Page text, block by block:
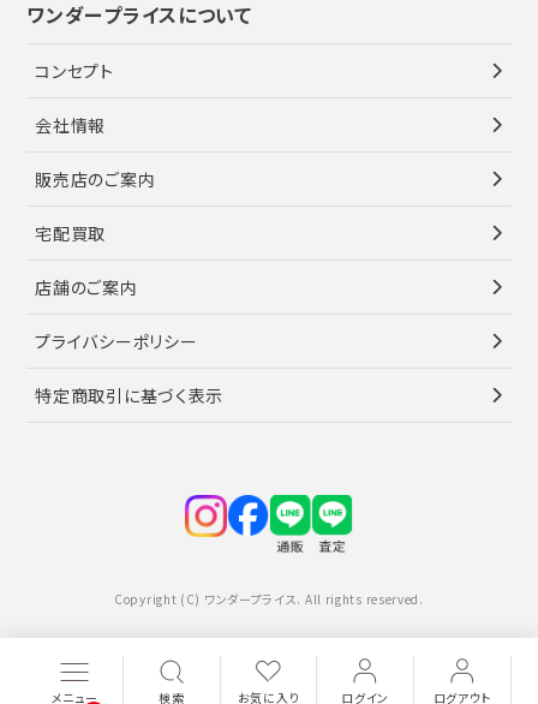
メニュー 検索 お気に入り ログイン ログアウト
ワンダープライスについて
コンセプト
会社情報
販売店のご案内
宅配買取
店舗のご案内
プライバシーポリシー
特定商取引に基づく表示
Copyright (C) ワンダープライス. All rights reserved.